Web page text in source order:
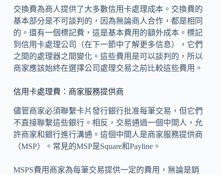
交換費為商人提供了大多數信用卡處理成本。交換費的
基本部分是不可談判的，因為無論商人合作，都是相同
的。還有一個標記費，這是基本費用的額外成本。標記
到信用卡處理公司（在下一節中了解更多信息），它們
之間的處理器之間變化。這些費用是可以談判的，所以
商家應該始終在選擇公司處理交易之前比較這些費用。
信用卡處理費：商家服務提供商
儘管商家必須聯繫卡片發行銀行批准每筆交易，但它們
不直接聯繫這些銀行。相反，交易通過一個中間人，允
許商家和銀行進行溝通。這個中間人是商家服務提供商
（MSP）。常見的MSP是Square和Payline。
MSPS費用商家為每筆交易提供一定的費用，無論是銷